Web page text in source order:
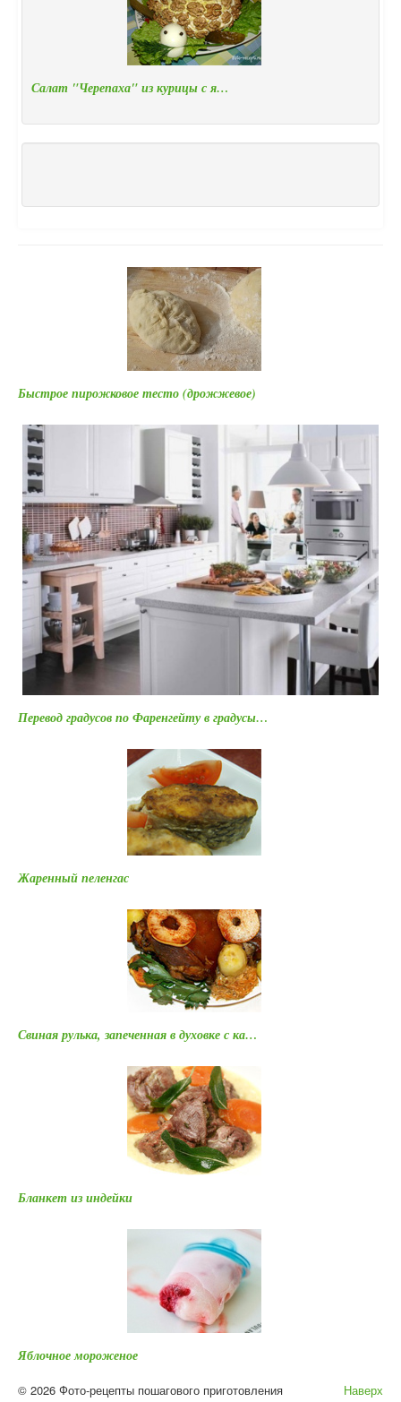
Салат "Черепаха" из курицы с я…
Быстрое пирожковое тесто (дрожжевое)
Перевод градусов по Фаренгейту в градусы…
Жаренный пеленгас
Свиная рулька, запеченная в духовке с ка…
Бланкет из индейки
Яблочное мороженое
Наверх
© 2026 Фото-рецепты пошагового приготовления